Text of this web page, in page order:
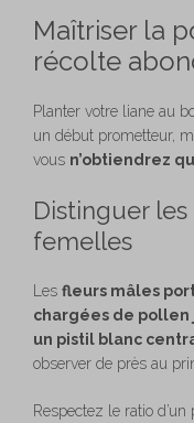
Maîtriser la
récolte
Planter votre liane au
un début prometteur,
vous n’obtiendrez
Distinguer
femelles
Les fleurs mâles
chargées de
un pistil blanc
observer de près au
Respectez le ratio